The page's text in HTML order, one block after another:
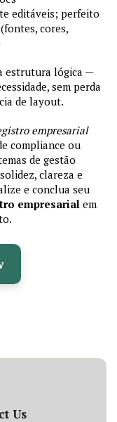
editáveis; perfeito
cores,
estrutura lógica —
sem perda
de layout.
empresarial
compliance ou
de gestão
clareza e
e conclua seu
empresarialem
Us